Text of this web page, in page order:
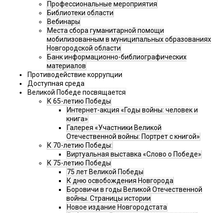
Профессиональные мероприятия
Библиотеки области
Вебинары
Места сбора гуманитарной помощи
мобилизованным в муниципальных образованиях
Новгородской области
Банк информационно-библиографических
материалов
Противодействие коррупции
Доступная среда
Великой Победе посвящается
К 65-летию Победы
Интернет-акция «Годы войны: человек и
книга»
Галерея «Участники Великой
Отечественной войны: Портрет с книгой»
К 70-летию Победы:
Виртуальная выставка «Слово о Победе»
К 75-летию Победы
75 лет Великой Победы
К дню освобождения Новгорода
Боровичи в годы Великой Отечественной
войны. Страницы истории
Новое издание Новгородстата